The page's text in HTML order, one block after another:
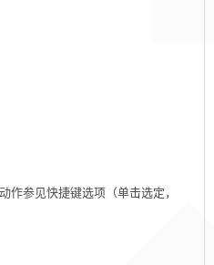
参见快捷键选项（单击选定，